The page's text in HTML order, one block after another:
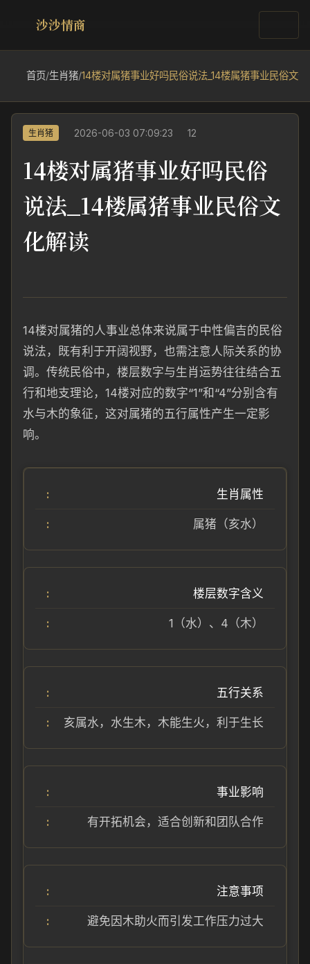
沙沙情商
首页/生肖猪/14楼对属猪事业好吗民俗说法_14楼属猪事业民俗文
生肖猪 2026-06-03 07:09:23 12
14楼对属猪事业好吗民俗
说法_14楼属猪事业民俗文
化解读
14楼对属猪的人事业总体来说属于中性偏吉的民俗
说法，既有利于开阔视野，也需注意人际关系的协
调。传统民俗中，楼层数字与生肖运势往往结合五
行和地支理论，14楼对应的数字“1”和“4”分别含有
水与木的象征，这对属猪的五行属性产生一定影
响。
生肖属性
属猪（亥水）
楼层数字含义
1（水）、4（木）
五行关系
亥属水，水生木，木能生火，利于生长
事业影响
有开拓机会，适合创新和团队合作
注意事项
避免因木助火而引发工作压力过大